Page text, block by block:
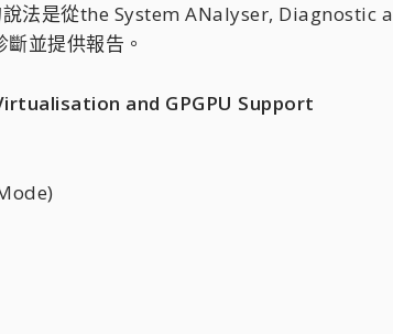
法是從the System ANalyser, Diagnostic
並提供報告。
and GPGPU Support